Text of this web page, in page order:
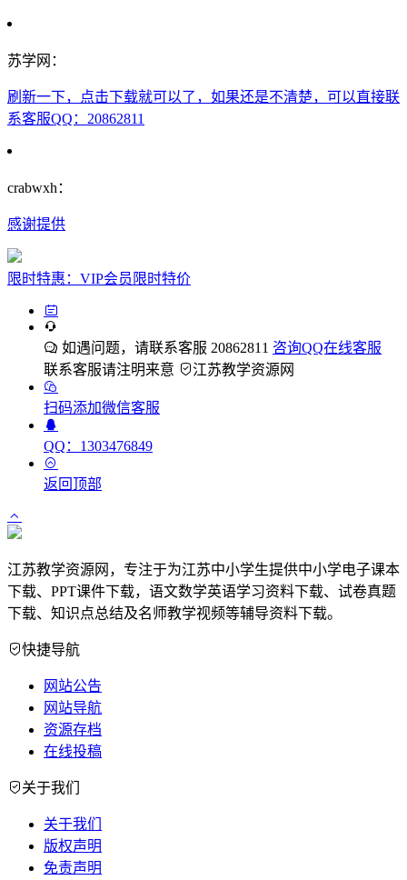
苏学网：
刷新一下，点击下载就可以了，如果还是不清楚，可以直接联
系客服QQ：20862811
crabwxh：
感谢提供
限时特惠：VIP会员限时特价
如遇问题，请联系客服 20862811 咨询QQ在线客服
联系客服请注明来意
江苏教学资源网
扫码添加微信客服
QQ：1303476849
返回顶部
江苏教学资源网，专注于为江苏中小学生提供中小学电子课本
下载、PPT课件下载，语文数学英语学习资料下载、试卷真题
下载、知识点总结及名师教学视频等辅导资料下载。
快捷导航
网站公告
网站导航
资源存档
在线投稿
关于我们
关于我们
版权声明
免责声明